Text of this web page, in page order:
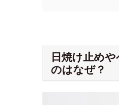
日焼け止め
のはなぜ？